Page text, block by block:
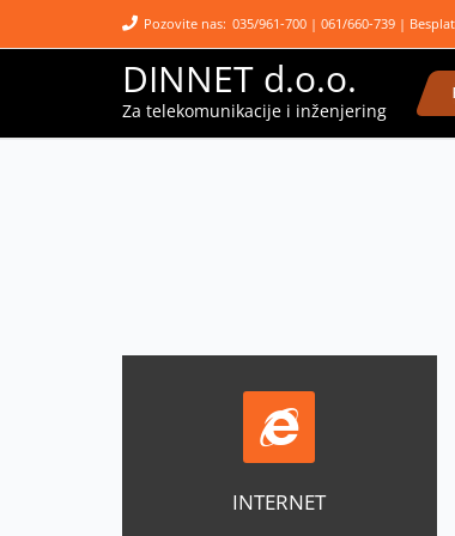
Pozovite nas: 035/961-700 | 061/660-739 |
DINNET d.o.o.
Za telekomunikacije i inženjering
INTERNET